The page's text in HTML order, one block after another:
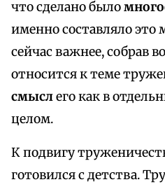
что сделано было
именно составляло это
сейчас важнее, собрав
относится к теме
смыслего как в
целом.
К подвигу
готовился с детства.